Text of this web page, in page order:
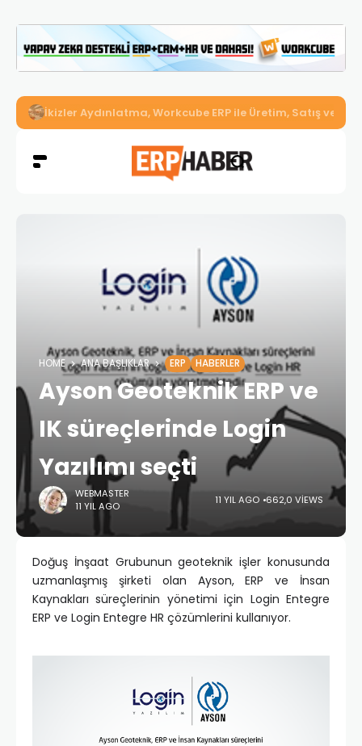
İkizler Aydınlatma, Workcube ERP ile Üretim, Satış ve
HOME ANA BAŞLIKLAR ERP HABERLER
Ayson Geoteknik ERP ve
IK süreçlerinde Login
Yazılımı seçti
WEBMASTER
11 YIL AGO
11 YIL AGO 662,0 VIEWS
Doğuş İnşaat Grubunun geoteknik işler konusunda
uzmanlaşmış şirketi olan Ayson, ERP ve İnsan
Kaynakları süreçlerinin yönetimi için Login Entegre
ERP ve Login Entegre HR çözümlerini kullanıyor.